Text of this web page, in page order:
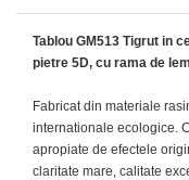
Tablou GM513 Tigrut in
pietre 5D, cu rama de
Fabricat din materiale
internationale ecologice.
apropiate de efectele
claritate mare, calitate